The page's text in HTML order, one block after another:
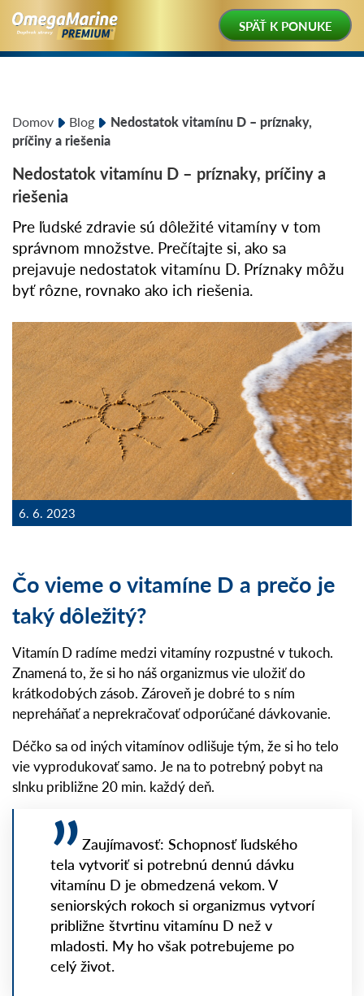
SPÄŤ K PONUKE
Domov Blog
Nedostatok vitamínu D – príznaky,
príčiny a riešenia
Nedostatok vitamínu D – príznaky, príčiny a
riešenia
Pre ľudské zdravie sú dôležité vitamíny v tom
správnom množstve. Prečítajte si, ako sa
prejavuje nedostatok vitamínu D. Príznaky môžu
byť rôzne, rovnako ako ich riešenia.
6. 6. 2023
Čo vieme o vitamíne D a prečo je
taký dôležitý?
Vitamín D radíme medzi vitamíny rozpustné v tukoch.
Znamená to, že si ho náš organizmus vie uložiť do
krátkodobých zásob. Zároveň je dobré to s ním
nepreháňať a neprekračovať odporúčané dávkovanie.
Déčko sa od iných vitamínov odlišuje tým, že si ho telo
vie vyprodukovať samo. Je na to potrebný pobyt na
slnku približne 20 min. každý deň.
Zaujímavosť: Schopnosť ľudského
tela vytvoriť si potrebnú dennú dávku
vitamínu D je obmedzená vekom. V
seniorských rokoch si organizmus vytvorí
približne štvrtinu vitamínu D než v
mladosti. My ho však potrebujeme po
celý život.